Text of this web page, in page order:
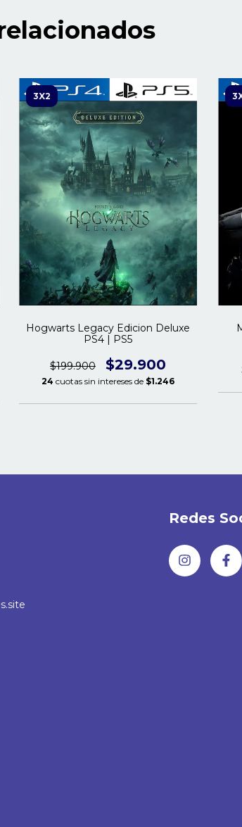
3X2
Hogwarts Legacy Edicion Deluxe
PS4 | PS5
$199.900 $29.900
24 cuotas sin intereses de $1.246
Redes